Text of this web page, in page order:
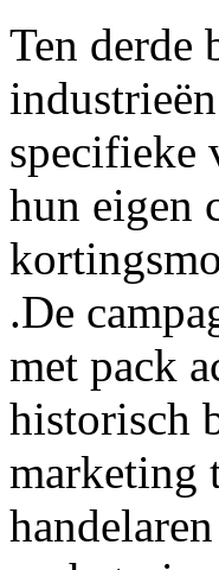
Ten derde
specifieke
hun eigen
.De
met pack
historisch
marketing